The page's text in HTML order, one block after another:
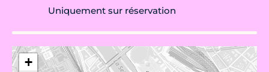
Uniquement sur réservation
+